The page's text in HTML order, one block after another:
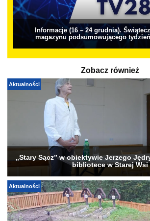
Informacje (16 – 24 grudnia).
magazynu podsumowującego
Zobacz również
Aktualności
„Stary Sącz” w obiektywie Jerzego
bibliotece w Starej Wsi
Aktualności